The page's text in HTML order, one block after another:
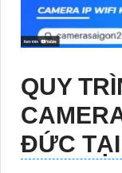
QUY
ĐỨC